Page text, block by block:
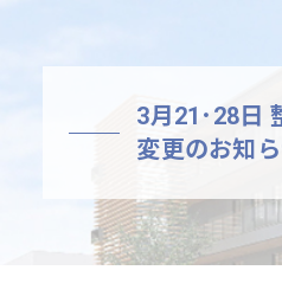
3月21･28日
変更のお知